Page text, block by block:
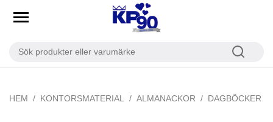
HEM KONTORSMATERIAL ALMANACKOR DAGBÖCKER